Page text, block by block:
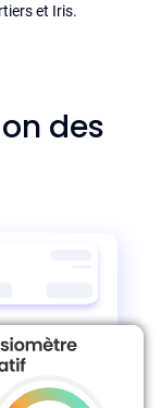
et Iris.
des